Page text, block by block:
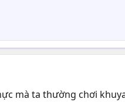
mà ta thường chơi